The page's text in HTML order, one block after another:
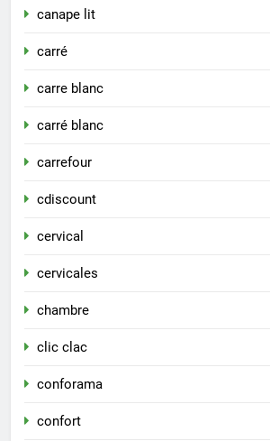
canape lit
carré
carre blanc
carré blanc
carrefour
cdiscount
cervical
cervicales
chambre
clic clac
conforama
confort